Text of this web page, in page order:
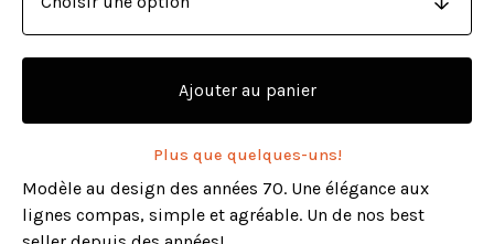
Ajouter au panier
Plus que quelques-uns!
Modèle au design des années 70. Une élégance aux
lignes compas, simple et agréable. Un de nos best